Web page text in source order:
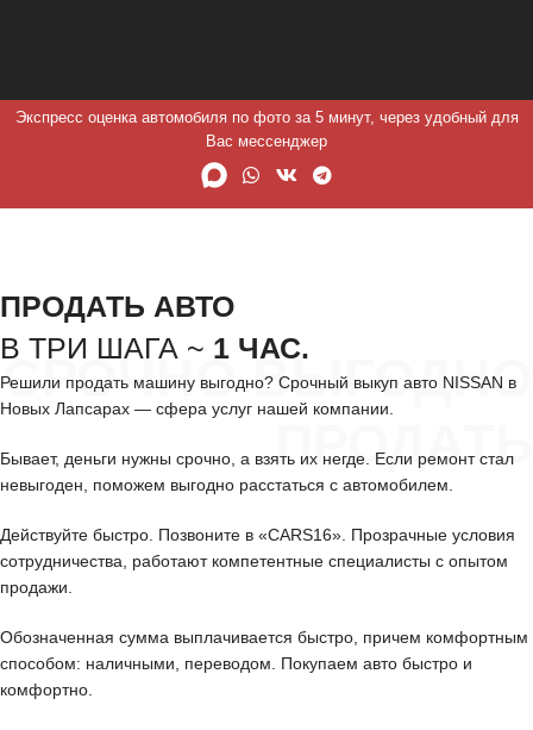
Экспресс оценка автомобиля по фото за 5 минут, через удобный для
Вас мессенджер
СРОЧНО ВЫГОДНО
ПРОДАТЬ
ПРОДАТЬ АВТО
В ТРИ ШАГА ~ 1 ЧАС.
Решили продать машину выгодно? Срочный выкуп авто NISSAN в
Новых Лапсарах — сфера услуг нашей компании.
Бывает, деньги нужны срочно, а взять их негде. Если ремонт стал
невыгоден, поможем выгодно расстаться с автомобилем.
Действуйте быстро. Позвоните в «CARS16». Прозрачные условия
сотрудничества, работают компетентные специалисты с опытом
продажи.
Обозначенная сумма выплачивается быстро, причем комфортным
способом: наличными, переводом. Покупаем авто быстро и
комфортно.